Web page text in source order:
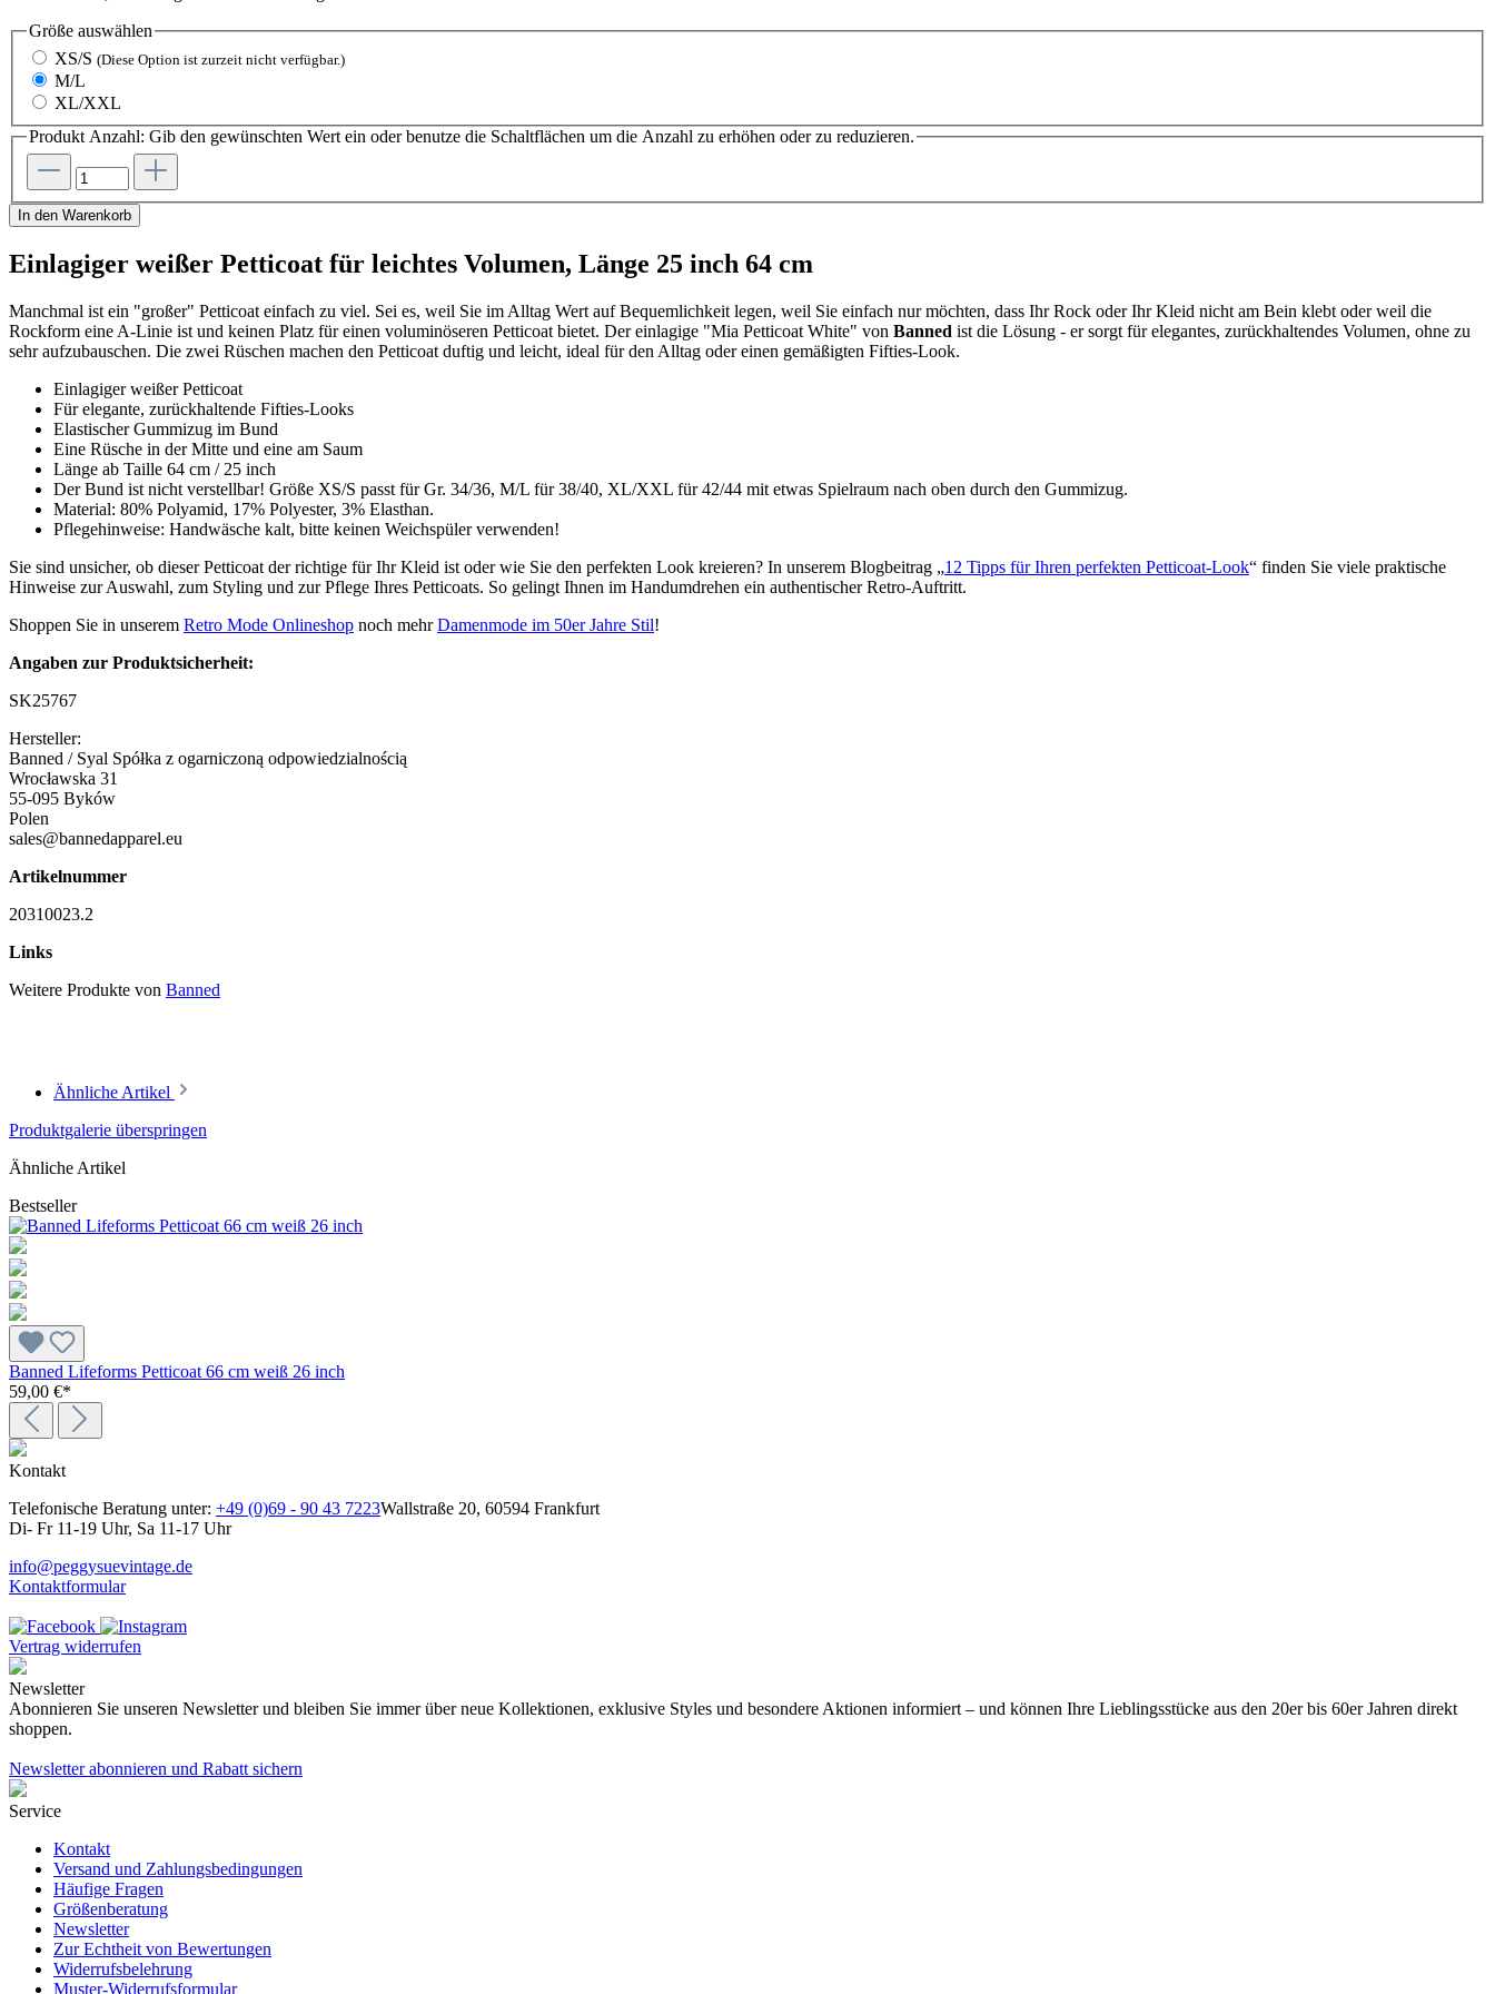
Größe auswählen
XS/S (Diese Option ist zurzeit nicht verfügbar.)
M/L
XL/XXL
Produkt Anzahl: Gib den gewünschten Wert ein oder benutze die Schaltflächen um die Anzahl zu erhöhen oder zu reduzieren.
In den Warenkorb
Einlagiger weißer Petticoat für leichtes Volumen, Länge 25 inch 64 cm
Manchmal ist ein "großer" Petticoat einfach zu viel. Sei es, weil Sie im Alltag Wert auf Bequemlichkeit legen, weil Sie einfach nur möchten, dass Ihr Rock oder Ihr Kleid nicht am Bein klebt oder weil die
Rockform eine A-Linie ist und keinen Platz für einen voluminöseren Petticoat bietet. Der einlagige "Mia Petticoat White" von Banned ist die Lösung - er sorgt für elegantes, zurückhaltendes Volumen, ohne zu
sehr aufzubauschen. Die zwei Rüschen machen den Petticoat duftig und leicht, ideal für den Alltag oder einen gemäßigten Fifties-Look.
Einlagiger weißer Petticoat
Für elegante, zurückhaltende Fifties-Looks
Elastischer Gummizug im Bund
Eine Rüsche in der Mitte und eine am Saum
Länge ab Taille 64 cm / 25 inch
Der Bund ist nicht verstellbar! Größe XS/S passt für Gr. 34/36, M/L für 38/40, XL/XXL für 42/44 mit etwas Spielraum nach oben durch den Gummizug.
Material: 80% Polyamid, 17% Polyester, 3% Elasthan.
Pflegehinweise: Handwäsche kalt, bitte keinen Weichspüler verwenden!
Sie sind unsicher, ob dieser Petticoat der richtige für Ihr Kleid ist oder wie Sie den perfekten Look kreieren? In unserem Blogbeitrag „12 Tipps für Ihren perfekten Petticoat-Look“ finden Sie viele praktische
Hinweise zur Auswahl, zum Styling und zur Pflege Ihres Petticoats. So gelingt Ihnen im Handumdrehen ein authentischer Retro-Auftritt.
Shoppen Sie in unserem Retro Mode Onlineshop noch mehrDamenmode im 50er Jahre Stil!
Angaben zur Produktsicherheit:
SK25767
Hersteller:
Banned / Syal Spółka z ogarniczoną odpowiedzialnością
Wrocławska 31
55-095 Byków
Polen
sales@bannedapparel.eu
Artikelnummer
20310023.2
Links
Weitere Produkte von Banned
Ähnliche Artikel
Produktgalerie überspringen
Ähnliche Artikel
Bestseller
Banned Lifeforms Petticoat 66 cm weiß 26 inch
59,00 €*
Kontakt
Telefonische Beratung unter: +49 (0)69 - 90 43 7223Wallstraße 20, 60594 Frankfurt
Di- Fr 11-19 Uhr, Sa 11-17 Uhr
info@peggysuevintage.de
Kontaktformular
Vertrag widerrufen
Newsletter
Abonnieren Sie unseren Newsletter und bleiben Sie immer über neue Kollektionen, exklusive Styles und besondere Aktionen informiert – und können Ihre Lieblingsstücke aus den 20er bis 60er Jahren direkt
shoppen.
Newsletter abonnieren und Rabatt sichern
Service
Kontakt
Versand und Zahlungsbedingungen
Häufige Fragen
Größenberatung
Newsletter
Zur Echtheit von Bewertungen
Widerrufsbelehrung
Muster-Widerrufsformular